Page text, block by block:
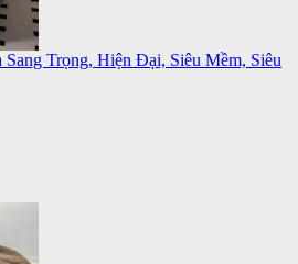
Trọng, Hiện Đại, Siêu Mềm, Siêu